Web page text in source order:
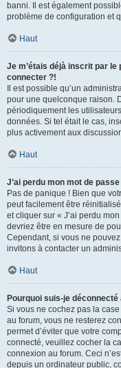
banni. Il est également
problème de configuration et
Haut
Je m’étais déjà inscrit par
connecter ?!
Il est possible qu’un
pour une quelconque raison.
périodiquement les
données. Si tel était le cas,
plus activement aux
Haut
J’ai perdu mon mot de passe
Pas de panique ! Bien que
peut facilement être
et cliquer sur « J’ai perdu
devriez être en mesure de
Cependant, si vous ne
invitons à contacter un
Haut
Pourquoi suis-je
Si vous ne cochez pas la
au forum, vous ne resterez
permet d’éviter que votre
connecté, veuillez cocher la
connexion au forum. Ceci
depuis un ordinateur public,